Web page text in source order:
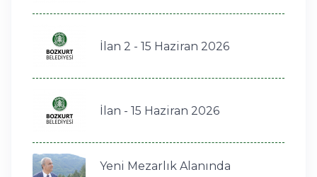
İlan 2 - 15 Haziran 2026
İlan - 15 Haziran 2026
Yeni Mezarlık Alanında